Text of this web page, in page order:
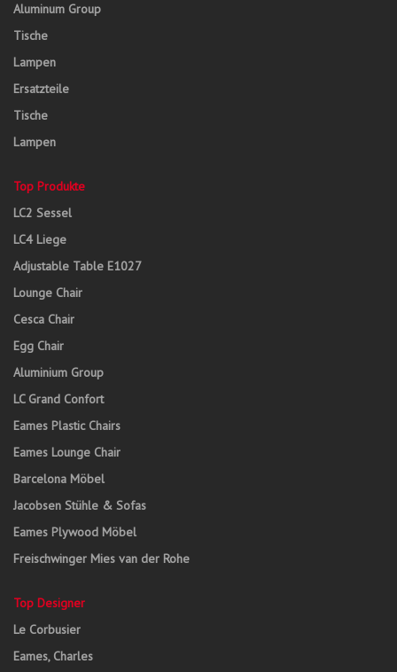
Aluminum Group
Tische
Lampen
Ersatzteile
Tische
Lampen
Top Produkte
LC2 Sessel
LC4 Liege
Adjustable Table E1027
Lounge Chair
Cesca Chair
Egg Chair
Aluminium Group
LC Grand Confort
Eames Plastic Chairs
Eames Lounge Chair
Barcelona Möbel
Jacobsen Stühle & Sofas
Eames Plywood Möbel
Freischwinger Mies van der Rohe
Top Designer
Le Corbusier
Eames, Charles